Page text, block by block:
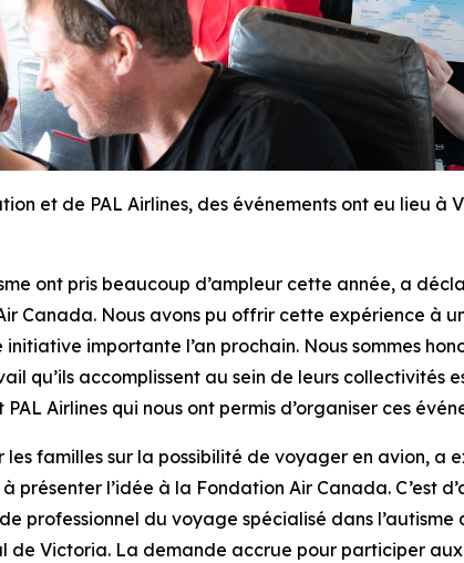
et de PAL Airlines, des événements ont eu lieu à
ont pris beaucoup d’ampleur cette année, a
Canada. Nous avons pu offrir cette expérience à
importante l’an prochain. Nous sommes
qu’ils accomplissent au sein de leurs
Airlines qui nous ont permis d’organiser ces
familles sur la possibilité de voyager en avion,
présenter l’idée à la Fondation Air Canada. C’est
professionnel du voyage spécialisé dans
de Victoria. La demande accrue pour participer